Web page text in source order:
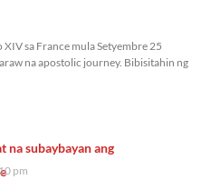
sa France mula Setyembre 25
na apostolic journey. Bibisitahin ng
na subaybayan ang
pm